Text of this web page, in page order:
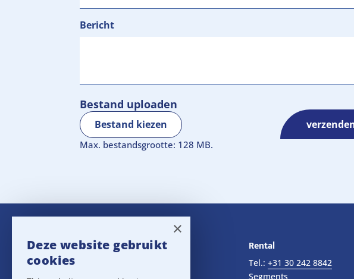
Bericht
Bestand kiezen
Max. bestandsgrootte: 128 MB.
Bestand uploaden
Navigatie Rental
Tel.: +31 30 242 8842
Segments
×
Deze website gebruikt
cookies